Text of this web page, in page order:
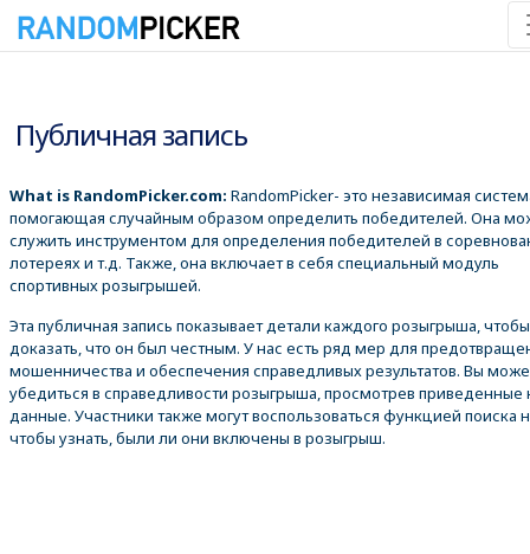
Публичная запись
What is RandomPicker.com: RandomPicker- это независимая
помогающая случайным образом определить победителей. Она
служить инструментом для определения победителей в
лотереях и т.д. Также, она включает в себя специальный модуль
спортивных розыгрышей.
Эта публичная запись показывает детали каждого розыгрыша, чтобы
доказать, что он был честным. У нас есть ряд мер для
мошенничества и обеспечения справедливых результатов. Вы
убедиться в справедливости розыгрыша, просмотрев приведенные
данные. Участники также могут воспользоваться функцией поиска
чтобы узнать, были ли они включены в розыгрыш.